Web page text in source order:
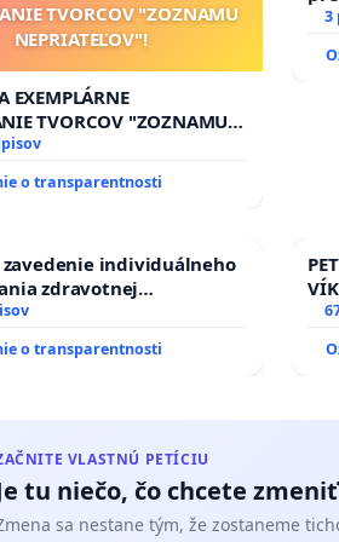
- trvale bytom - Horné Saliby 50, 925 03
je oprávnená na zastupovanie v
Peter Lipták – trvale bytom –
TVORCOV "ZOZNAMU
NEPRIATEĽOV"!
EXEMPLÁRNE
TVORCOV "ZOZNAMU
o transparentnosti
3
zavedenie individuálneho
zdravotnej
osôb s diabetom 1. a 2.
o transparentnosti
VLASTNÚ PETÍCIU
tu niečo, čo chcete
sa nestane tým, že zostaneme